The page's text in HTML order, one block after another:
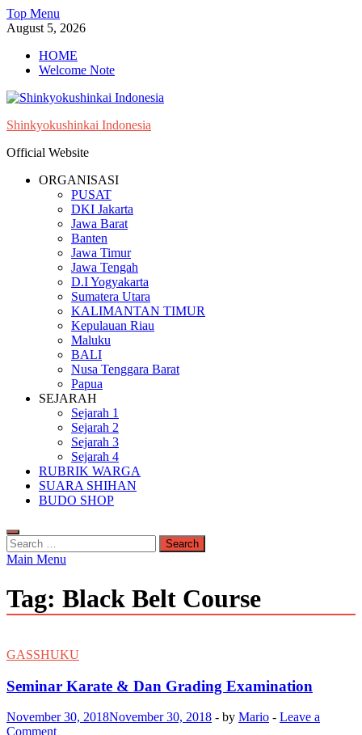
Skip
to
Top Menu
August 5, 2026
HOME
Welcome Note
Shinkyokushinkai Indonesia
Official Website
ORGANISASI
PUSAT
DKI Jakarta
Jawa Barat
Banten
Jawa Timur
Jawa Tengah
D.I Yogyakarta
Sumatera Utara
KALIMANTAN TIMUR
Kepulauan Riau
Maluku
BALI
Nusa Tenggara Barat
Papua
SEJARAH
Sejarah 1
Sejarah 2
Sejarah 3
Sejarah 4
RUBRIK WARGA
SUARA SHIHAN
BUDO SHOP
Search
for:
Main Menu
Tag: Black Belt Course
GASSHUKU
Seminar Karate & Dan Grading Examination
November 30, 2018November 30, 2018 - by Mario - Leave a
Comment